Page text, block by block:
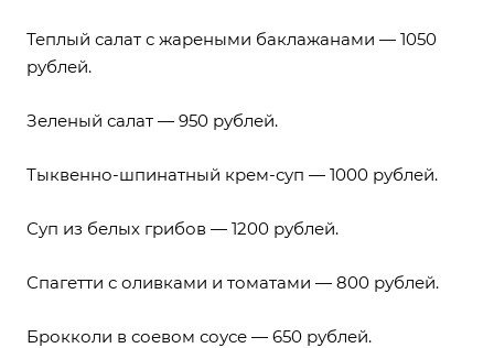
Теплый салат с жареными баклажанами — 1050
рублей.
Зеленый салат — 950 рублей.
Тыквенно-шпинатный крем-суп — 1000 рублей.
Суп из белых грибов — 1200 рублей.
Спагетти с оливками и томатами — 800 рублей.
Брокколи в соевом соусе — 650 рублей.